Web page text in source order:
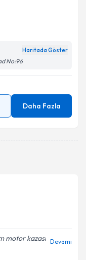
Haritada Göster
No:96
Daha Fazla
motor kazasi Devamı